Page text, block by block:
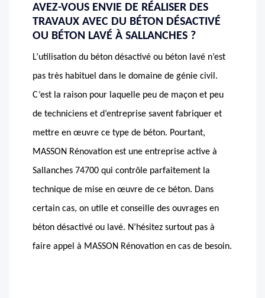
AVEZ-VOUS ENVIE DE RÉALISER DES
TRAVAUX AVEC DU BÉTON DÉSACTIVÉ
OU BÉTON LAVÉ À SALLANCHES ?
L’utilisation du béton désactivé ou béton lavé n’est
pas très habituel dans le domaine de génie civil.
C’est la raison pour laquelle peu de maçon et peu
de techniciens et d’entreprise savent fabriquer et
mettre en œuvre ce type de béton. Pourtant,
MASSON Rénovation est une entreprise active à
Sallanches 74700 qui contrôle parfaitement la
technique de mise en œuvre de ce béton. Dans
certain cas, on utile et conseille des ouvrages en
béton désactivé ou lavé. N’hésitez surtout pas à
faire appel à MASSON Rénovation en cas de besoin.